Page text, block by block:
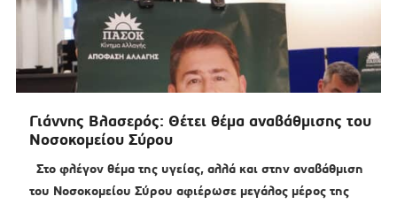
Γιάννης Βλασερός: Θέτει θέμα αναβάθμισης του
Νοσοκομείου Σύρου
Στο φλέγον θέμα της υγείας, αλλά και στην αναβάθμιση
του Νοσοκομείου Σύρου αφιέρωσε μεγάλος μέρος της